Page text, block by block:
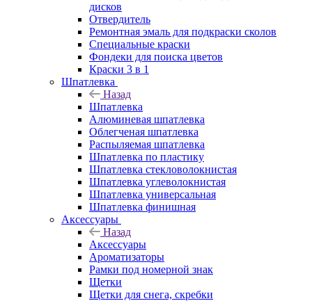
дисков
Отвердитель
Ремонтная эмаль для подкраски сколов
Специальные краски
Фондеки для поиска цветов
Краски 3 в 1
Шпатлевка
Назад
Шпатлевка
Алюминевая шпатлевка
Облегченая шпатлевка
Распыляемая шпатлевка
Шпатлевка по пластику
Шпатлевка стекловолокнистая
Шпатлевка углеволокнистая
Шпатлевка универсальная
Шпатлевка финишная
Аксессуары
Назад
Аксессуары
Ароматизаторы
Рамки под номерной знак
Щетки
Щетки для снега, скребки